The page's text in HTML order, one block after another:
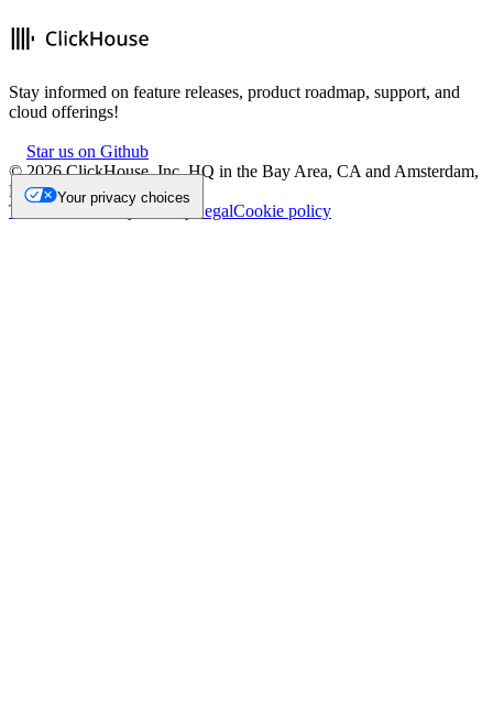
Stay informed on feature releases, product roadmap, support, and
cloud offerings!
Star us on Github
©2026ClickHouse, Inc. HQ in the Bay Area, CA and Amsterdam,
NL.
Trademark
Privacy LegalCookie policy
Your privacy choices